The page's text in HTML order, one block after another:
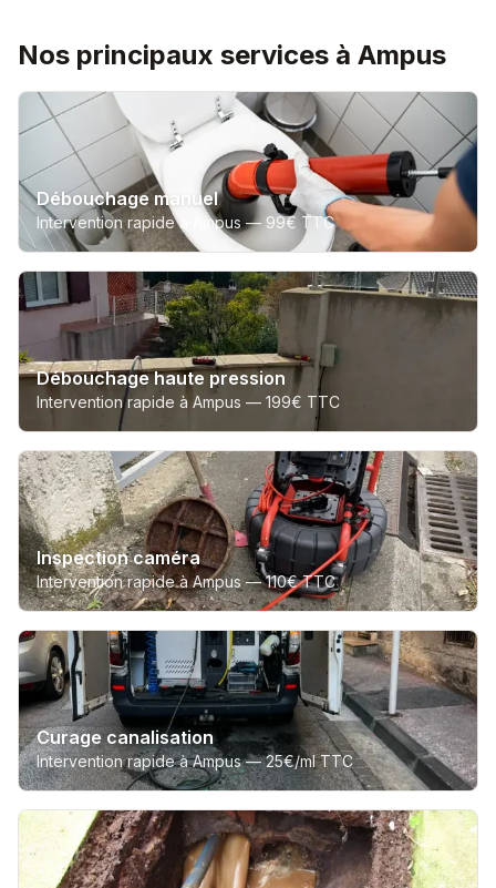
Nos principaux services à Ampus
Débouchage manuel
Intervention rapide à Ampus — 99€ TTC
Débouchage haute pression
Intervention rapide à Ampus — 199€ TTC
Inspection caméra
Intervention rapide à Ampus —110€ TTC
Curage canalisation
Intervention rapide à Ampus —25€/ml TTC